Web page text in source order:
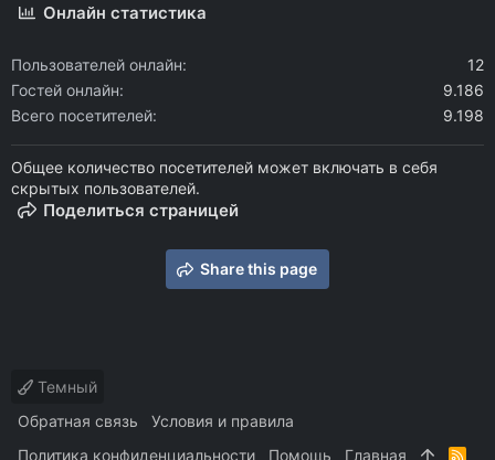
Онлайн статистика
Пользователей онлайн
12
Гостей онлайн
9.186
Всего посетителей
9.198
Общее количество посетителей может включать в себя
скрытых пользователей.
Поделиться страницей
Share this page
Темный
Обратная связь
Условия и правила
Политика конфиденциальности
Помощь Главная R